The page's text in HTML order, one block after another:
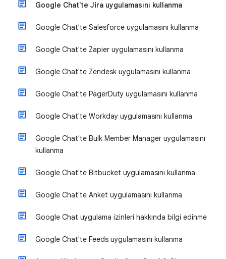
Google Chat'te Jira uygulamasını kullanma
Google Chat'te Salesforce uygulamasını kullanma
Google Chat'te Zapier uygulamasını kullanma
Google Chat'te Zendesk uygulamasını kullanma
Google Chat'te PagerDuty uygulamasını kullanma
Google Chat'te Workday uygulamasını kullanma
Google Chat'te Bulk Member Manager uygulamasını
kullanma
Google Chat'te Bitbucket uygulamasını kullanma
Google Chat'te Anket uygulamasını kullanma
Google Chat uygulama izinleri hakkında bilgi edinme
Google Chat'te Feeds uygulamasını kullanma